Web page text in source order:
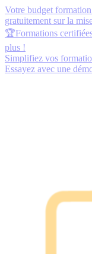
Votre budget
gratuitement sur la
🏆Formations
plus !
Simplifiez vos
Essayez avec une